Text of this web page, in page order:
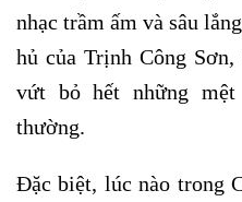
nhạc trầm ấm và sâu
hủ của Trịnh Công
vứt bỏ hết những
thường.
Đặc biệt, lúc nào trong